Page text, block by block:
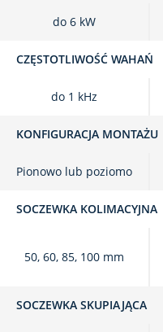
do 6 kW
CZĘSTOTLIWOŚĆ WAHAŃ
do 1 kHz
KONFIGURACJA MONTAŻU
Pionowo lub poziomo
SOCZEWKA KOLIMACYJNA
50, 60, 85, 100 mm
SOCZEWKA SKUPIAJĄCA